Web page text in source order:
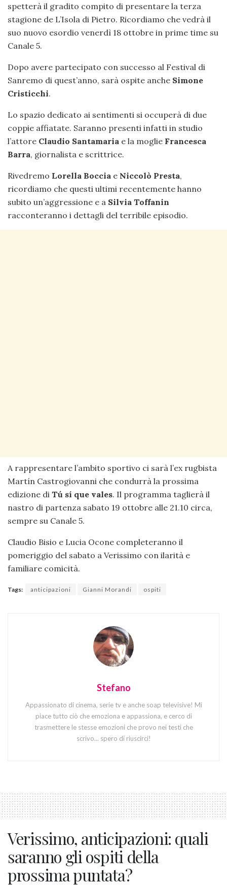
spetterà il gradito compito di presentare la terza
stagione de L’Isola di Pietro. Ricordiamo che vedrà il
suo nuovo esordio venerdì 18 ottobre in prime time su
Canale 5.
Dopo avere partecipato con successo al Festival di
Sanremo di quest’anno, sarà ospite anche Simone
Cristicchi.
Lo spazio dedicato ai sentimenti si occuperà di due
coppie affiatate. Saranno presenti infatti in studio
l’attore Claudio Santamaria e la moglie Francesca
Barra, giornalista e scrittrice.
Rivedremo Lorella Boccia e Niccolò Presta,
ricordiamo che questi ultimi recentemente hanno
subito un’aggressione e a Silvia Toffanin
racconteranno i dettagli del terribile episodio.
A rappresentare l’ambito sportivo ci sarà l’ex rugbista
Martín Castrogiovanni che condurrà la prossima
edizione di Tú sí que vales. Il programma taglierà il
nastro di partenza sabato 19 ottobre alle 21.10 circa,
sempre su Canale 5.
Claudio Bisio e Lucia Ocone completeranno il
pomeriggio del sabato a Verissimo con ilarità e
familiare comicità.
Tags: anticipazioni Gianni Morandi ospiti
Stefano
Appassionato di cinema, serie tv e anche soap televisive! Mi
piace tutto ciò che emoziona e appassiona, e cerco di
trasmettere le stesse emozioni che provo nei testi che
scrivo... spero di riuscirci!
Verissimo, anticipazioni: quali
saranno gli ospiti della
prossima puntata?